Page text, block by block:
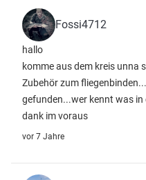
Fossi4712
hallo
komme aus dem kreis unna
Zubehör zum
gefunden...wer kennt was in
dank im voraus
vor 7 Jahre